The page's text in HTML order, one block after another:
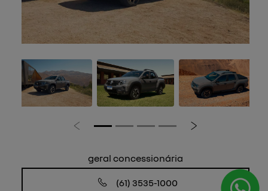
Anterior Próximo
geral concessionária
(61) 3535-1000